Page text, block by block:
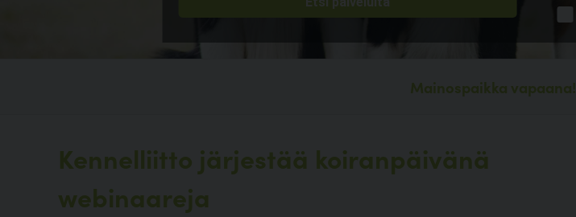
Mainospaikka vapaana!
Kennelliitto järjestää koiranpäivänä
webinaareja